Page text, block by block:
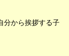
分から挨拶する子